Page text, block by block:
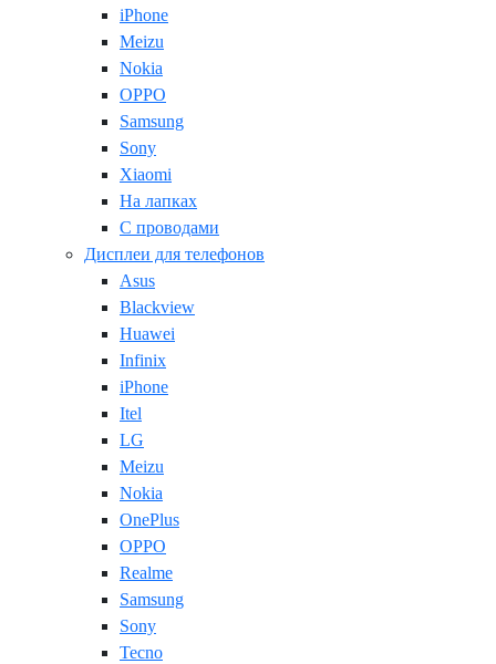
iPhone
Meizu
Nokia
OPPO
Samsung
Sony
Xiaomi
На лапках
С проводами
Дисплеи для телефонов
Asus
Blackview
Huawei
Infinix
iPhone
Itel
LG
Meizu
Nokia
OnePlus
OPPO
Realme
Samsung
Sony
Tecno